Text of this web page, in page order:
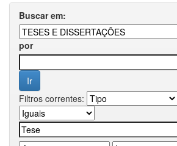
Buscar em:
por
Filtros correntes: